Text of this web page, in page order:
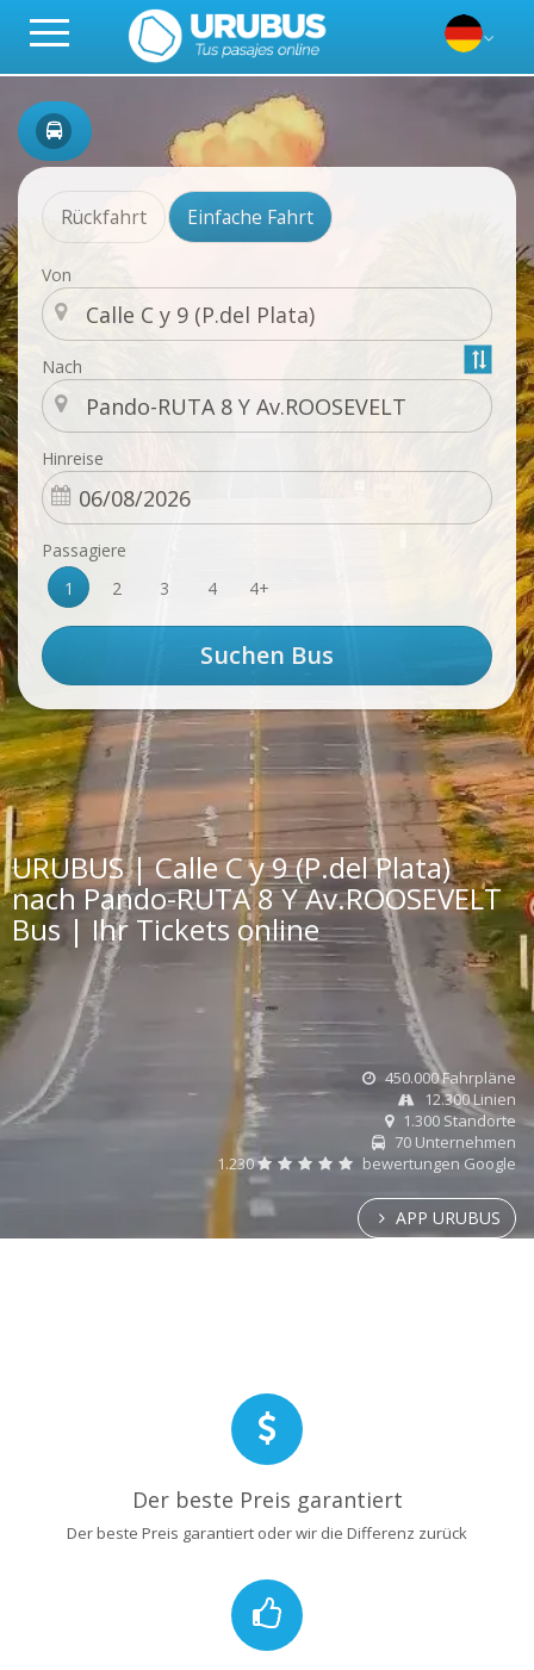
Rückfahrt Einfache Fahrt
Von
Nach
Hinreise
Passagiere
1
2 3 4 4+
URUBUS | Calle C y 9 (P.del Plata)
nach Pando-RUTA 8 Y Av.ROOSEVELT
Bus | Ihr Tickets online
450.000 Fahrpläne
12.300 Linien
1.300 Standorte
70 Unternehmen
1.230
bewertungen Google
APP URUBUS
Der beste Preis garantiert
Der beste Preis garantiert oder wir die Differenz zurück